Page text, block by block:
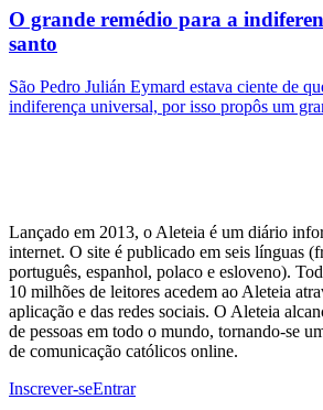
O grande remédio para a
santo
São Pedro Julián Eymard estava ciente de
indiferença universal, por isso propôs um
Lançado em 2013, o Aleteia é um diário
internet. O site é publicado em seis línguas
português, espanhol, polaco e esloveno).
10 milhões de leitores acedem ao Aleteia
aplicação e das redes sociais. O Aleteia
de pessoas em todo o mundo, tornando-se
de comunicação católicos online.
Inscrever-seEntrar